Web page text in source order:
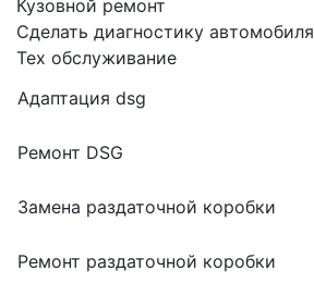
Кузовной ремонт
Сделать диагностику автомобиля
Тех обслуживание
Адаптация dsg
Ремонт DSG
Замена раздаточной коробки
Ремонт раздаточной коробки